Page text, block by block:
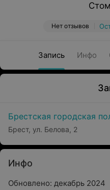
Нет отзывов
Запись Инфо
Брестская городская
Брест, ул. Белова, 2
Инфо
Обновлено: декабрь 2024